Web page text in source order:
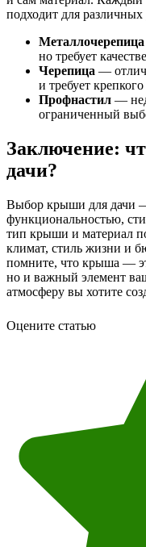
подходит для различных
Металлочерепица
но требует
Черепица —
и требует
Профнастил —
ограниченный
Заключение:
дачи?
Выбор крыши для дачи
функциональностью,
тип крыши и материал
климат, стиль жизни и
помните, что крыша —
но и важный элемент
атмосферу вы хотите
Оцените статью